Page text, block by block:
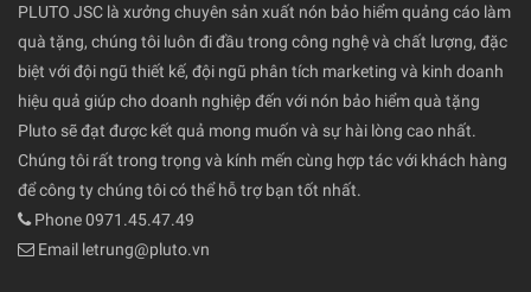
PLUTO JSC là xưởng chuyên sản xuất nón bảo hiểm quảng cáo làm
quà tặng, chúng tôi luôn đi đầu trong công nghệ và chất lượng, đặc
biệt với đội ngũ thiết kế, đội ngũ phân tích marketing và kinh doanh
hiệu quả giúp cho doanh nghiệp đến với nón bảo hiểm quà tặng
Pluto sẽ đạt được kết quả mong muốn và sự hài lòng cao nhất.
Chúng tôi rất trong trọng và kính mến cùng hợp tác với khách hàng
để công ty chúng tôi có thể hỗ trợ bạn tốt nhất.
Phone 0971.45.47.49
Email letrung@pluto.vn